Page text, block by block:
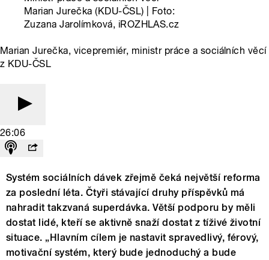
Marian Jurečka (KDU-ČSL) | Foto:
Zuzana Jarolímková, iROZHLAS.cz
Marian Jurečka, vicepremiér, ministr práce a sociálních věcí
z KDU-ČSL
26:06
Systém sociálních dávek zřejmě čeká největší reforma
za poslední léta. Čtyři stávající druhy příspěvků má
nahradit takzvaná superdávka. Větší podporu by měli
dostat lidé, kteří se aktivně snaží dostat z tíživé životní
situace. „Hlavním cílem je nastavit spravedlivý, férový,
motivační systém, který bude jednoduchý a bude